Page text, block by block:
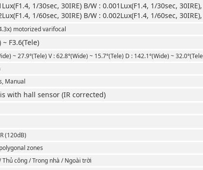
1/30sec, 30IRE) B/W : 0.001Lux(F1.4, 1/30sec,
1/60sec, 30IRE) B/W : 0.002Lux(F1.4, 1/60sec,
motorized varifocal
~ F3.6(Tele)
~ 27.9°(Tele) V : 62.8°(Wide) ~ 15.7°(Tele) D : 142.1°(Wide) ~
Manual
with hall sensor (IR corrected)
(120dB)
zones
Thủ công / Trong nhà / Ngoài trời